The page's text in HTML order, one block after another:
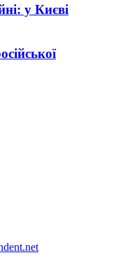
у Києві